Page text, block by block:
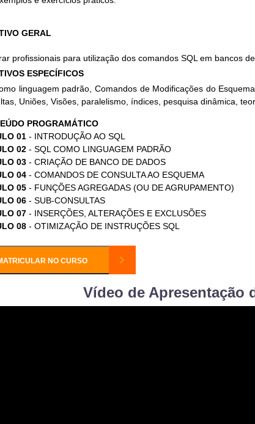
GERAL
profissionais para utilização dos comandos SQL em bancos
ESPECÍFICOS
linguagem padrão, Comandos de Modificações do
Uniões, Visões, paralelismo, índices, pesquisa dinâmica,
PROGRAMÁTICO
01- INTRODUÇÃO AO SQL
02- SQL COMO LINGUAGEM PADRÃO
03- CRIAÇÃO DE BANCO DE DADOS
04- COMANDOS DE CONSULTA AO ESQUEMA
05- FUNÇÕES AGREGADAS (OU DE AGRUPAMENTO)
06- SUB-CONSULTAS
07- INSERÇÕES, ALTERAÇÕES E EXCLUSÕES
08- OTIMIZAÇÃO DE INSTRUÇÕES SQL
NO CURSO
Vídeo de Apresentação